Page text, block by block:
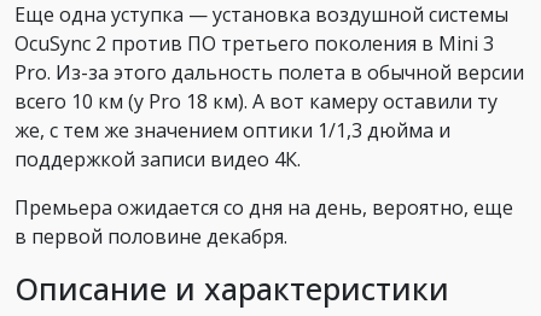
Еще одна уступка — установка воздушной системы
OcuSync 2 против ПО третьего поколения в Mini 3
Pro. Из-за этого дальность полета в обычной версии
всего 10 км (у Pro 18 км). А вот камеру оставили ту
же, с тем же значением оптики 1/1,3 дюйма и
поддержкой записи видео 4К.
Премьера ожидается со дня на день, вероятно, еще
в первой половине декабря.
Описание и характеристики